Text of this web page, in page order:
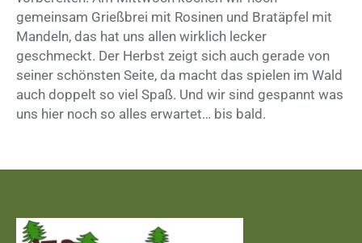
gemeinsam Grießbrei mit Rosinen und Bratäpfel mit
Mandeln, das hat uns allen wirklich lecker
geschmeckt. Der Herbst zeigt sich auch gerade von
seiner schönsten Seite, da macht das spielen im Wald
auch doppelt so viel Spaß. Und wir sind gespannt was
uns hier noch so alles erwartet… bis bald.